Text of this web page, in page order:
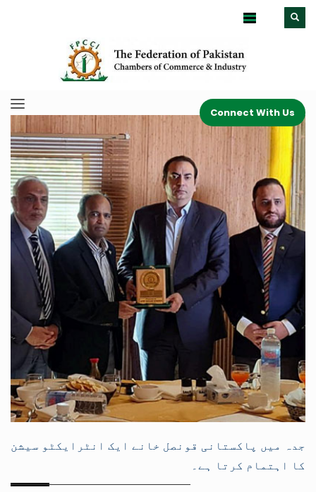
Connect With Us
جدہ میں پاکستانی قونصل خانے ایک انٹرایکٹو سیشن
کا اہتمام کرتا ہے۔